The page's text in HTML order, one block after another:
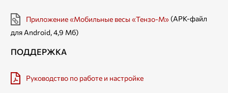
Приложение «Мобильные весы «Тензо-М»(APK-файл
для Android, 4,9 Мб)
ПОДДЕРЖКА
Руководство по работе и настройке